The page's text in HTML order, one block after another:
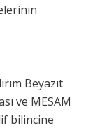
Beyazıt
ve MESAM
bilincine